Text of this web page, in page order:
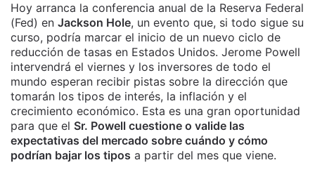
Hoy arranca la conferencia anual de la Reserva Federal
(Fed) en Jackson Hole, un evento que, si todo sigue su
curso, podría marcar el inicio de un nuevo ciclo de
reducción de tasas en Estados Unidos. Jerome Powell
intervendrá el viernes y los inversores de todo el
mundo esperan recibir pistas sobre la dirección que
tomarán los tipos de interés, la inflación y el
crecimiento económico. Esta es una gran oportunidad
para que el Sr. Powell cuestione o valide las
expectativas del mercado sobre cuándo y cómo
podrían bajar los tipos a partir del mes que viene.